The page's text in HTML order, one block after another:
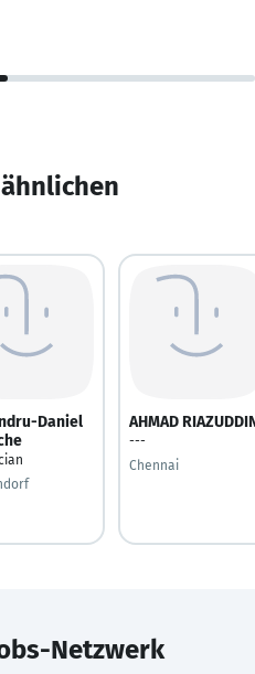
Daniel
AHMAD
---
Chennai
Netzwerk